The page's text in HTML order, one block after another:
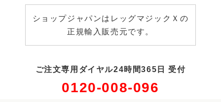
ショップジャパンはレッグマジックＸの
正規輸入販売元です。
ご注文専用ダイヤル24時間365日 受付
0120-008-096